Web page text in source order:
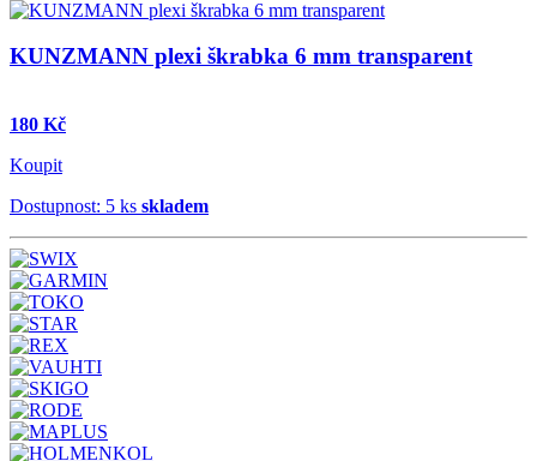
KUNZMANN plexi škrabka 6 mm transparent
180 Kč
Koupit
Dostupnost: 5 ks skladem